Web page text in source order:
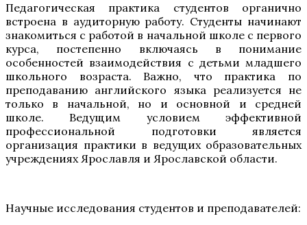
Педагогическая практика студентов органично
встроена в аудиторную работу. Студенты начинают
знакомиться с работой в начальной школе с первого
курса, постепенно включаясь в понимание
особенностей взаимодействия с детьми младшего
школьного возраста. Важно, что практика по
преподаванию английского языка реализуется не
только в начальной, но и основной и средней
школе. Ведущим условием эффективной
профессиональной подготовки является
организация практики в ведущих образовательных
учреждениях Ярославля и Ярославской области.
Научные исследования студентов и преподавателей: